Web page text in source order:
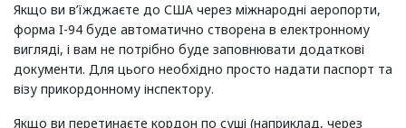
Якщо ви в’їжджаєте до США через міжнародні аеропорти,
форма I-94 буде автоматично створена в електронному
вигляді, і вам не потрібно буде заповнювати додаткові
документи. Для цього необхідно просто надати паспорт та
візу прикордонному інспектору.
Якщо ви перетинаєте кордон по суші (наприклад, через